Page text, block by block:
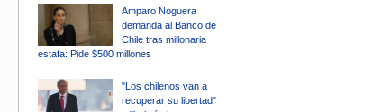
Amparo Noguera
demanda al Banco de
Chile tras millonaria
estafa: Pide $500 millones
"Los chilenos van a
recuperar su libertad"